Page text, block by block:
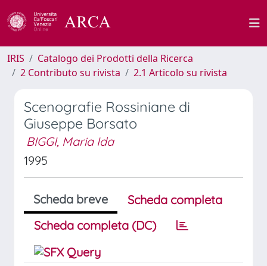
IRIS
Catalogo dei Prodotti della Ricerca
2 Contributo su rivista
2.1 Articolo su rivista
Scenografie Rossiniane di
Giuseppe Borsato
BIGGI, Maria Ida
1995
Scheda breve
Scheda completa
Scheda completa (DC)